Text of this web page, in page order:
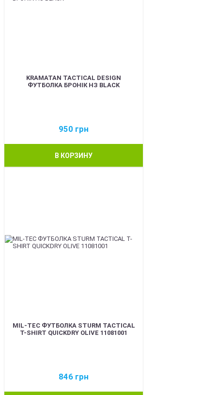
KRAMATAN TACTICAL DESIGN
ФУТБОЛКА БРОНІК НЗ BLACK
950 грн
В КОРЗИНУ
MIL-TEC ФУТБОЛКА STURM TACTICAL
T-SHIRT QUICKDRY OLIVE 11081001
846 грн